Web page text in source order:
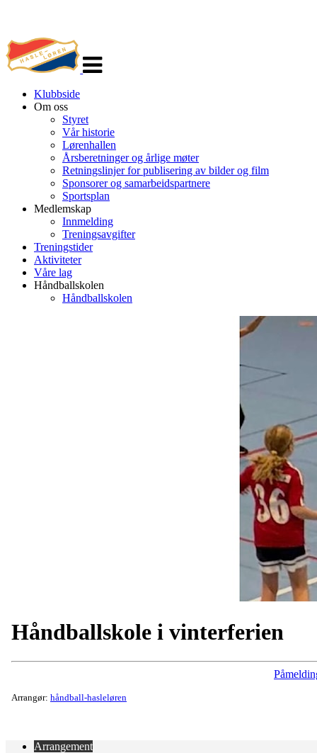
navigasjon
Klubbside
Om oss
Styret
Vår historie
Lørenhallen
Årsberetninger og årlige møter
Retningslinjer for publisering av bilder og film
Sponsorer og samarbeidspartnere
Sportsplan
Medlemskap
Innmelding
Treningsavgifter
Treningstider
Aktiviteter
Våre lag
Håndballskolen
Håndballskolen
Håndballskole i vinterferien
Arrangør: håndball-hasleløren
Arrangement